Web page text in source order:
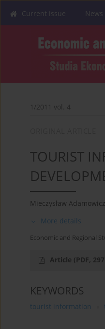
Current issue News
1/2011 vol. 4
TOURIST
Mieczysław Adamowicz
More details
Economic and Regional
Article (PDF,
KEYWORDS
tourist information